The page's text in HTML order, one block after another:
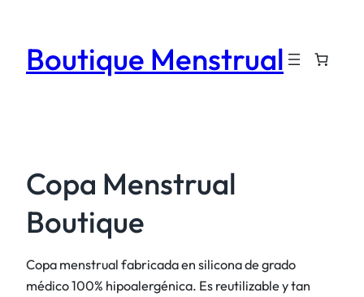
contenido
Boutique Menstrual
Copa Menstrual
Boutique
Copa menstrual fabricada en silicona de grado
médico 100% hipoalergénica. Es reutilizable y tan